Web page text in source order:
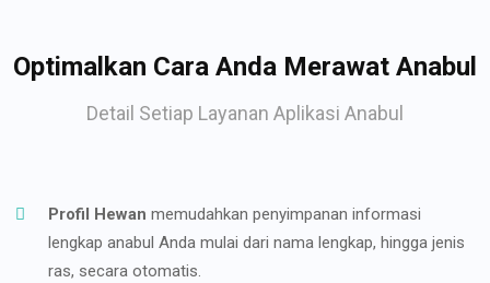
Optimalkan Cara Anda Merawat Anabul
Detail Setiap Layanan Aplikasi Anabul
Profil Hewan memudahkan penyimpanan informasi
lengkap anabul Anda mulai dari nama lengkap, hingga jenis
ras, secara otomatis.